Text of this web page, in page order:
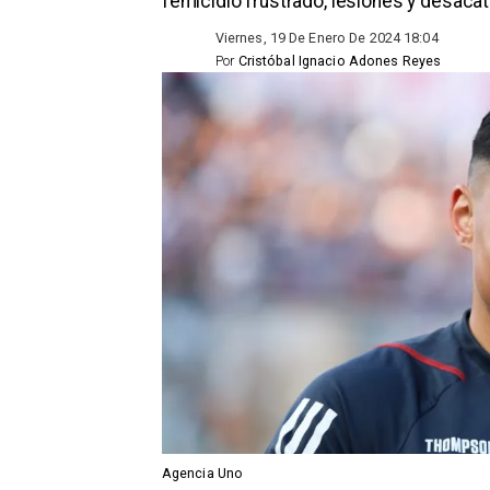
Viernes, 19 De Enero De 2024 18:04
Cristóbal Ignacio Adones Reyes
Por
Agencia Uno